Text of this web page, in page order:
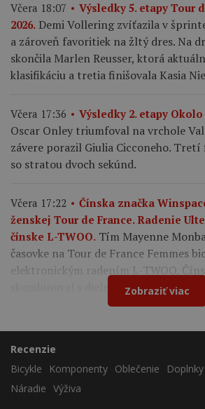
Včera 18:07
Výsledky 5. etapy Tour
2026. Demi Vollering zvíťazila v
a zároveň favoritiek na žltý dres. Na
skončila Marlen Reusser, ktorá
klasifikáciu a tretia finišovala Kasia
Včera 17:36 Výsledky 2. etapy Okolo
Oscar Onley triumfoval na vrchole
závere porazil Giulia Cicconeho.
so stratou dvoch sekúnd.
Včera 17:22
Čínska značka
ženskej Tour de France. Radenie
čínske L-TWOO. Tím Mayenne
časovke na Tour de France Femmes
elektronickým radením L-TWOO.
skombinoval s dielmi Shimano a Cybrei.
Zobraziť viac
Recenzie
Bicykle
Komponenty Oblečenie Doplnky
Náradie Výživa